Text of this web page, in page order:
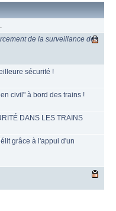
de la surveillance des
sécurité !
civil" à bord des trains !
DANS LES TRAINS
grâce à l'appui d'un